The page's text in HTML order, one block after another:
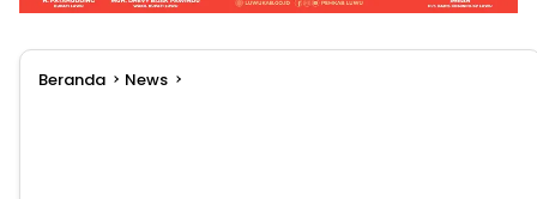
Beranda News